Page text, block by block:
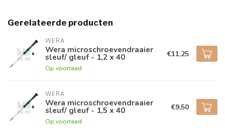
Gerelateerde producten
WERA
Wera microschroevendraaier
sleuf/ gleuf - 1,2 x 40
Op voorraad
€11,25
WERA
Wera microschroevendraaier
sleuf/ gleuf - 1,5 x 40
Op voorraad
€9,50